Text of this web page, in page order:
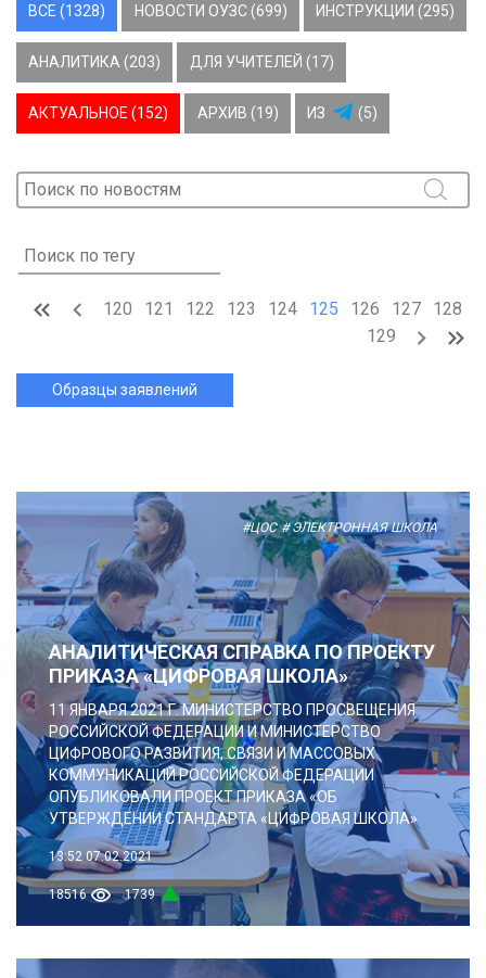
ВСЕ (1328) НОВОСТИ ОУЗС (699) ИНСТРУКЦИИ (295)
АНАЛИТИКА (203) ДЛЯ УЧИТЕЛЕЙ (17)
АКТУАЛЬНОЕ (152) АРХИВ (19) ИЗ (5)
120 121 122 123 124 125 126 127
128
129
Образцы заявлений
#ЦОС # ЭЛЕКТРОННАЯ ШКОЛА
АНАЛИТИЧЕСКАЯ СПРАВКА ПО ПРОЕКТУ
ПРИКАЗА «ЦИФРОВАЯ ШКОЛА»
11 ЯНВАРЯ 2021 Г. МИНИСТЕРСТВО ПРОСВЕЩЕНИЯ
РОССИЙСКОЙ ФЕДЕРАЦИИ И МИНИСТЕРСТВО
ЦИФРОВОГО РАЗВИТИЯ, СВЯЗИ И МАССОВЫХ
КОММУНИКАЦИЙ РОССИЙСКОЙ ФЕДЕРАЦИИ
ОПУБЛИКОВАЛИ ПРОЕКТ ПРИКАЗА «ОБ
УТВЕРЖДЕНИИ СТАНДАРТА «ЦИФРОВАЯ ШКОЛА»
13:52 07.02.2021
18516 1739